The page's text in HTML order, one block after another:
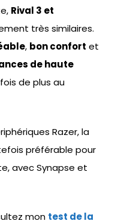
Rival 3 et
très similaires.
, bon confort et
de haute
de plus au
Razer, la
préférable pour
avec Synapse et
mon test de la